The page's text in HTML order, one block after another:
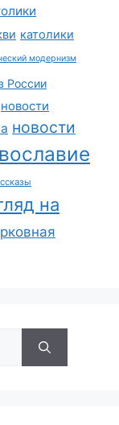
католики
модернизм
России
новости
новости
на